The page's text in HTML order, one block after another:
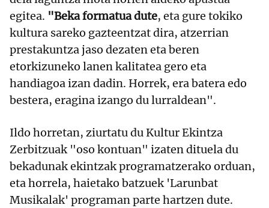
egitea. "Beka formatua dute, eta gure tokiko
kultura sareko gazteentzat dira, atzerrian
prestakuntza jaso dezaten eta beren
etorkizuneko lanen kalitatea gero eta
handiagoa izan dadin. Horrek, era batera edo
bestera, eragina izango du lurraldean".
Ildo horretan, ziurtatu du Kultur Ekintza
Zerbitzuak "oso kontuan" izaten dituela du
bekadunak ekintzak programatzerako orduan,
eta horrela, haietako batzuek 'Larunbat
Musikalak' programan parte hartzen dute.